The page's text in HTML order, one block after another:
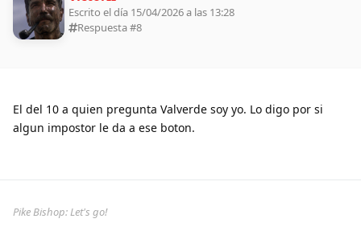
Escrito el día 15/04/2026 a las 13:28
Respuesta #8
El del 10 a quien pregunta Valverde soy yo. Lo digo por si
algun impostor le da a ese boton.
Pike Bishop: Let's go!